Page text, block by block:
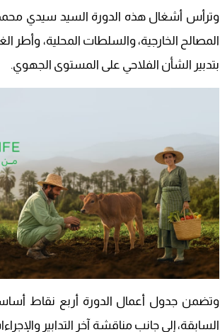
وترأس أشغال هذه الدورة السيد سيدي محمد
المصالح الخارجية، والسلطات المحلية، وأطر
بتدبير الشأن الفلاحي على المستوى الجهوي.
وتضمن جدول أعمال الدورة أربع نقاط
السابقة، إلى جانب مناقشة آخر التدابير